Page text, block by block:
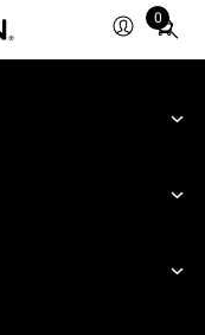
0
Total
items
cart: